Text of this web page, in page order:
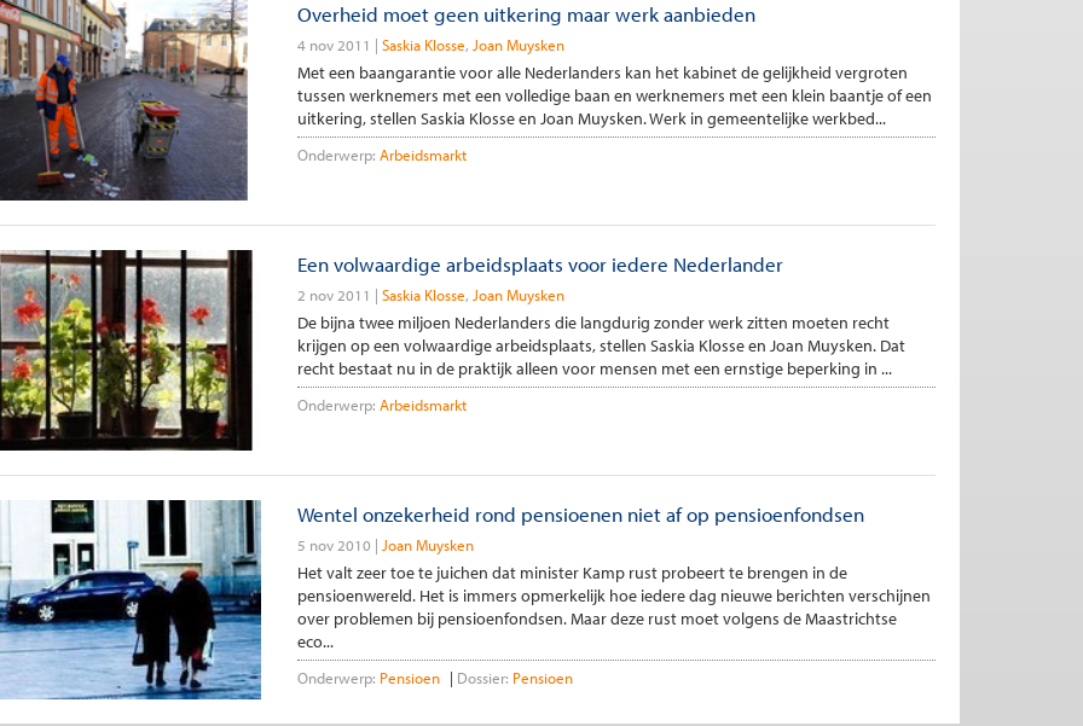
Overheid moet geen uitkering maar werk aanbieden
4 nov 2011 Saskia Klosse Joan Muysken
Met een baangarantie voor alle Nederlanders kan het kabinet de gelijkheid vergroten
tussen werknemers met een volledige baan en werknemers met een klein baantje of een
uitkering, stellen Saskia Klosse en Joan Muysken. Werk in gemeentelijke werkbed...
Onderwerp: Arbeidsmarkt
Een volwaardige arbeidsplaats voor iedere Nederlander
2 nov 2011 Saskia Klosse Joan Muysken
De bijna twee miljoen Nederlanders die langdurig zonder werk zitten moeten recht
krijgen op een volwaardige arbeidsplaats, stellen Saskia Klosse en Joan Muysken. Dat
recht bestaat nu in de praktijk alleen voor mensen met een ernstige beperking in ...
Onderwerp: Arbeidsmarkt
Wentel onzekerheid rond pensioenen niet af op pensioenfondsen
5 nov 2010 Joan Muysken
Het valt zeer toe te juichen dat minister Kamp rust probeert te brengen in de
pensioenwereld. Het is immers opmerkelijk hoe iedere dag nieuwe berichten verschijnen
over problemen bij pensioenfondsen. Maar deze rust moet volgens de Maastrichtse
eco...
Onderwerp: Pensioen Dossier: Pensioen